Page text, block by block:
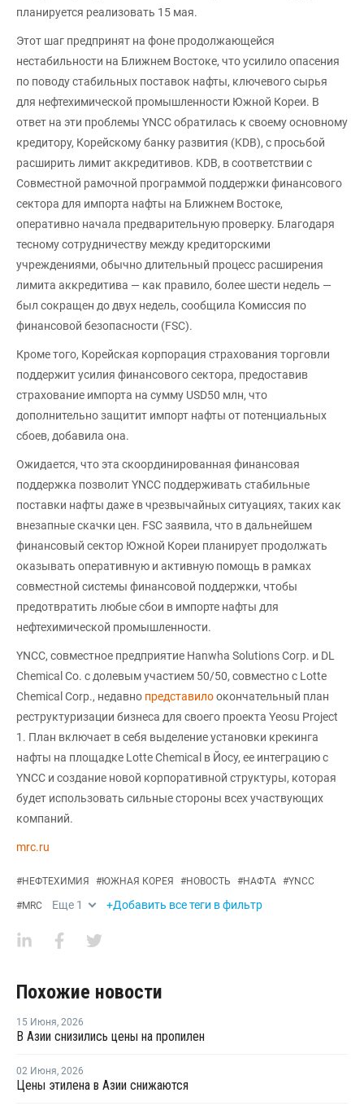
планируется реализовать 15 мая.
Этот шаг предпринят на фоне продолжающейся
нестабильности на Ближнем Востоке, что усилило опасения
по поводу стабильных поставок нафты, ключевого сырья
для нефтехимической промышленности Южной Кореи. В
ответ на эти проблемы YNCC обратилась к своему основному
кредитору, Корейскому банку развития (KDB), с просьбой
расширить лимит аккредитивов. KDB, в соответствии с
Совместной рамочной программой поддержки финансового
сектора для импорта нафты на Ближнем Востоке,
оперативно начала предварительную проверку. Благодаря
тесному сотрудничеству между кредиторскими
учреждениями, обычно длительный процесс расширения
лимита аккредитива — как правило, более шести недель —
был сокращен до двух недель, сообщила Комиссия по
финансовой безопасности (FSC).
Кроме того, Корейская корпорация страхования торговли
поддержит усилия финансового сектора, предоставив
страхование импорта на сумму USD50 млн, что
дополнительно защитит импорт нафты от потенциальных
сбоев, добавила она.
Ожидается, что эта скоординированная финансовая
поддержка позволит YNCC поддерживать стабильные
поставки нафты даже в чрезвычайных ситуациях, таких как
внезапные скачки цен. FSC заявила, что в дальнейшем
финансовый сектор Южной Кореи планирует продолжать
оказывать оперативную и активную помощь в рамках
совместной системы финансовой поддержки, чтобы
предотвратить любые сбои в импорте нафты для
нефтехимической промышленности.
YNCC, совместное предприятие Hanwha Solutions Corp. и DL
Chemical Co. с долевым участием 50/50, совместно с Lotte
Chemical Corp., недавно представилоокончательный план
реструктуризации бизнеса для своего проекта Yeosu Project
1. План включает в себя выделение установки крекинга
нафты на площадке Lotte Chemical в Йосу, ее интеграцию с
YNCC и создание новой корпоративной структуры, которая
будет использовать сильные стороны всех участвующих
компаний.
mrc.ru
#НЕФТЕХИМИЯ #ЮЖНАЯ КОРЕЯ #НОВОСТЬ #НАФТА #YNCC
#MRC Еще 1 +Добавить все теги в фильтр
Похожие новости
15 Июня, 2026
В Азии снизились цены на пропилен
02 Июня, 2026
Цены этилена в Азии снижаются